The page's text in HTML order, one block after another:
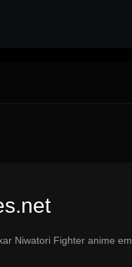
Niwatori Fighter anime em